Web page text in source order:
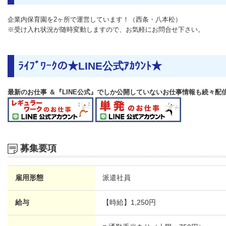
企業内保育園を2ヶ所で運営しています！（西条・八本松）
※受け入れ状況が随時変動しますので、お気軽にお問合せ下さい。
ﾗｲﾌﾞﾜｰｸの★LINE公式ｱｶｳﾝﾄ★
最新のお仕事 ＆『LINE公式』でしか公開していないお仕事情報も続々配
募集要項
雇用形態 派遣社員
給与 【時給】 1,250円